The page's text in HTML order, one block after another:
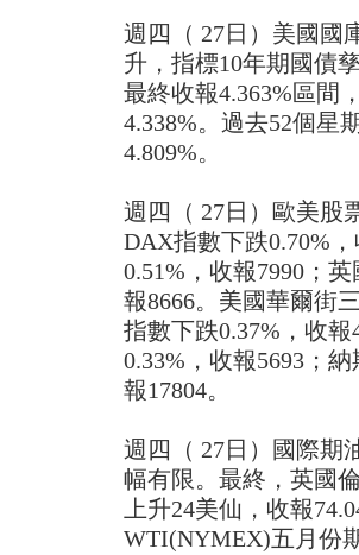
週四（ 27日）美國國
升，指標10年期國債
最終收報4.363%區間
4.338%。過去52個星
4.809%。
週四（ 27日）歐美股
DAX指數下跌0.70%
0.51%，收報7990；
報8666。美國華爾街
指數下跌0.37%，收
0.33%，收報5693；
報17804。
週四（ 27日）國際期
幅有限。最終，英國
上升24美仙，收報
WTI(NYMEX)五月份